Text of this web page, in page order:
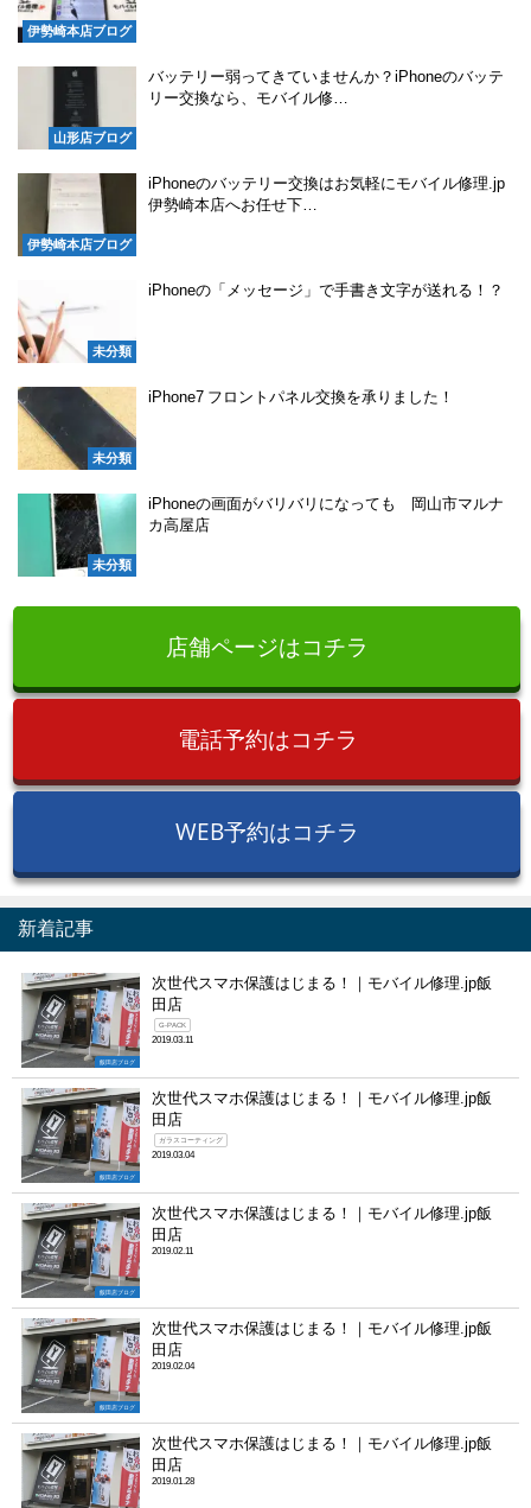
伊勢崎本店ブログ
山形店ブログ
バッテリー弱ってきていませんか？iPhoneのバッテ
リー交換なら、モバイル修…
伊勢崎本店ブログ
iPhoneのバッテリー交換はお気軽にモバイル修理.jp
伊勢崎本店へお任せ下…
未分類
iPhoneの「メッセージ」で手書き文字が送れる！？
未分類
iPhone7 フロントパネル交換を承りました！
未分類
iPhoneの画面がバリバリになっても 岡山市マルナ
カ高屋店
店舗ページはコチラ
電話予約はコチラ
WEB予約はコチラ
新着記事
飯田店ブログ
次世代スマホ保護はじまる！｜モバイル修理.jp飯
田店
G-PACK
2019.03.11
飯田店ブログ
次世代スマホ保護はじまる！｜モバイル修理.jp飯
田店
ガラスコーティング
2019.03.04
飯田店ブログ
次世代スマホ保護はじまる！｜モバイル修理.jp飯
田店
2019.02.11
飯田店ブログ
次世代スマホ保護はじまる！｜モバイル修理.jp飯
田店
2019.02.04
次世代スマホ保護はじまる！｜モバイル修理.jp飯
田店
2019.01.28